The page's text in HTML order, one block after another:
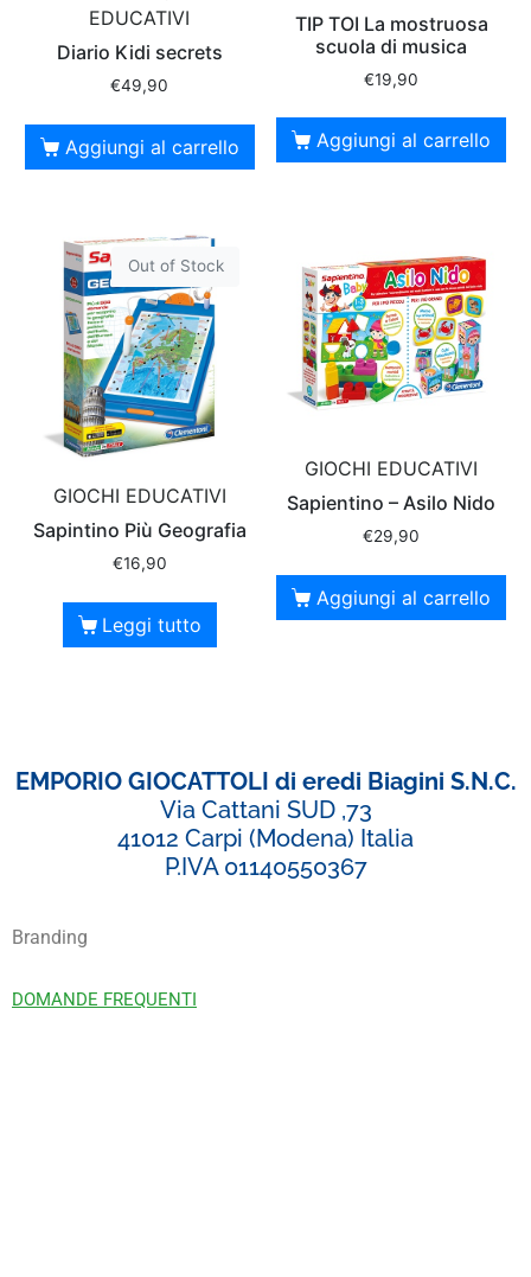
EDUCATIVI
Diario Kidi secrets
€49,90
Aggiungi al carrello
TIP TOI La mostruosa
scuola di musica
€19,90
Aggiungi al carrello
Out of Stock
GIOCHI EDUCATIVI
Sapintino Più Geografia
€16,90
Leggi tutto
GIOCHI EDUCATIVI
Sapientino – Asilo Nido
€29,90
Aggiungi al carrello
EMPORIO GIOCATTOLI di eredi Biagini S.N.C.
Via Cattani SUD ,73
41012 Carpi (Modena) Italia
P.IVA 01140550367
Branding
DOMANDE FREQUENTI